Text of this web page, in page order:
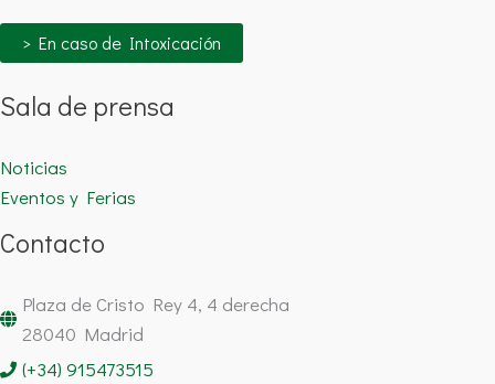
> En caso de Intoxicación
Sala de prensa
Noticias
Eventos y Ferias
Contacto
Plaza de Cristo Rey 4, 4 derecha
28040 Madrid
(+34) 915473515